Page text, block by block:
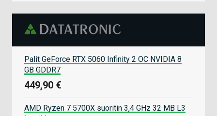
Palit GeForce RTX 5060 Infinity 2 OC NVIDIA 8
GB GDDR7
449,90 €
AMD Ryzen 7 5700X suoritin 3,4 GHz 32 MB L3